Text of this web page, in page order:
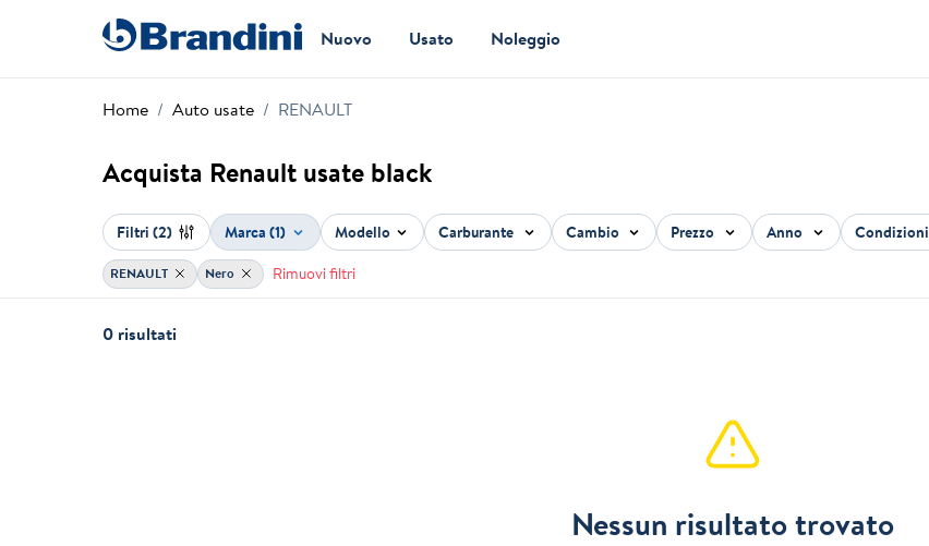
Nuovo Usato Noleggio
Home Auto usate RENAULT
Acquista Renault usate black
Filtri(2) Marca (1) Modello Carburante Cambio Prezzo Anno Condizioni
RENAULT Nero Rimuovi filtri
0 risultati
Nessun risultato trovato